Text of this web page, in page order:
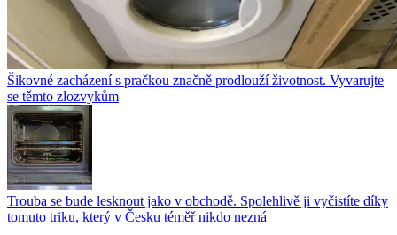
Šikovné zacházení s pračkou značně prodlouží životnost. Vyvarujte
se těmto zlozvykům
Trouba se bude lesknout jako v obchodě. Spolehlivě ji vyčistíte díky
tomuto triku, který v Česku téměř nikdo nezná